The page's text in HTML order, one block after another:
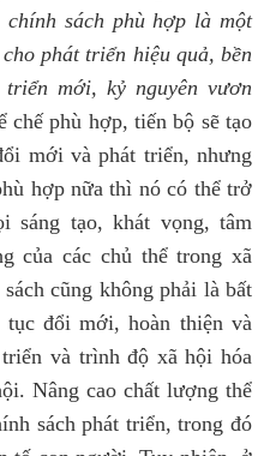
chính sách phù hợp là một
phát triển hiệu quả, bền
triển mới, kỷ nguyên vươn
chế phù hợp, tiến bộ sẽ tạo
mới và phát triển, nhưng
hợp nữa thì nó có thể trở
sáng tạo, khát vọng, tâm
của các chủ thể trong xã
cũng không phải là bất
đổi mới, hoàn thiện và
và trình độ xã hội hóa
Nâng cao chất lượng thể
sách phát triển, trong đó